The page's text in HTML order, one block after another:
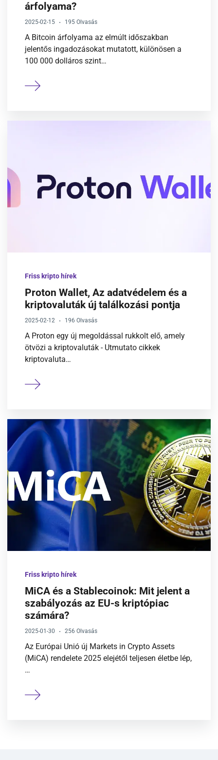
árfolyama?
2025-02-15 195 Olvasás
A Bitcoin árfolyama az elmúlt időszakban
jelentős ingadozásokat mutatott, különösen a
100 000 dolláros szint…
Friss kripto hírek
Proton Wallet, Az adatvédelem és a
kriptovaluták új találkozási pontja
2025-02-12 196 Olvasás
A Proton egy új megoldással rukkolt elő, amely
ötvözi a kriptovaluták - Utmutato cikkek
kriptovaluta…
Friss kripto hírek
MiCA és a Stablecoinok: Mit jelent a
szabályozás az EU-s kriptópiac
számára?
2025-01-30 256 Olvasás
Az Európai Unió új Markets in Crypto Assets
(MiCA) rendelete 2025 elejétől teljesen életbe lép,
…